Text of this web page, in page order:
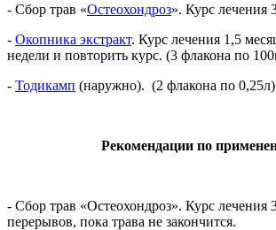
- Сбор трав «Остеохондроз». Курс лечения
- Окопника экстракт. Курс лечения 1,5
недели и повторить курс. (3 флакона по
- Тодикамп (наружно). (2 флакона по
Рекомендации по
- Сбор трав «Остеохондроз». Курс лечения
перерывов, пока трава не закончится.